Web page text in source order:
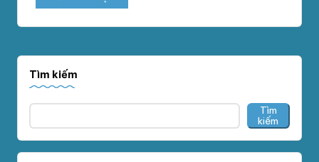
Tìm kiếm
Tìm
kiếm